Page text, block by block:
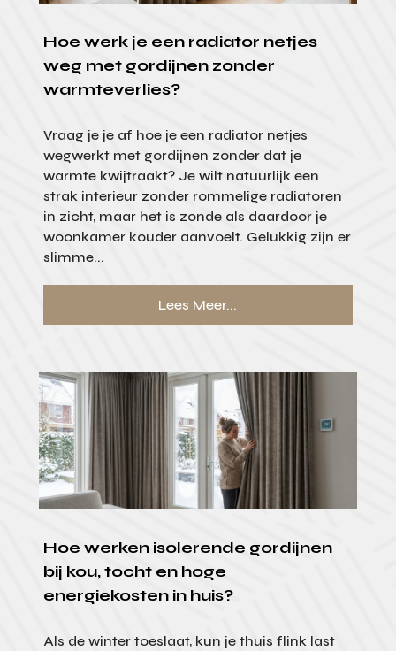
Hoe werk je een radiator netjes
weg met gordijnen zonder
warmteverlies?
Vraag je je af hoe je een radiator netjes
wegwerkt met gordijnen zonder dat je
warmte kwijtraakt? Je wilt natuurlijk een
strak interieur zonder rommelige radiatoren
in zicht, maar het is zonde als daardoor je
woonkamer kouder aanvoelt. Gelukkig zijn er
slimme...
Lees Meer...
Hoe werken isolerende gordijnen
bij kou, tocht en hoge
energiekosten in huis?
Als de winter toeslaat, kun je thuis flink last